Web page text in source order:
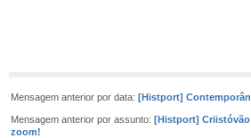
Mensagem anterior por data: [Histport]
Mensagem anterior por assunto: [Histport] Criistóvão
zoom!